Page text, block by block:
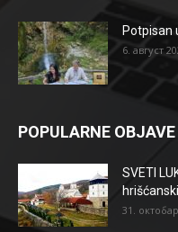
Potpisan
6. август
POPULARNE OBJAVE
SVETI
31.